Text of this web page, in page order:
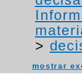
>
mostrar